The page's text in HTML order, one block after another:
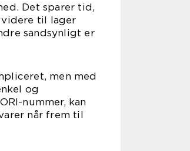
Det sparer tid,
til lager
sandsynligt er
men med
og
nummer, kan
når frem til